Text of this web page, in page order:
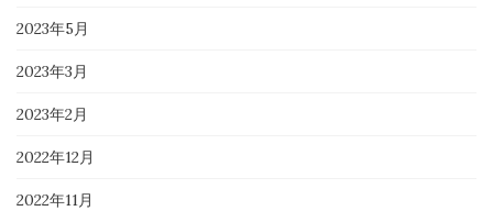
2023年5月
2023年3月
2023年2月
2022年12月
2022年11月